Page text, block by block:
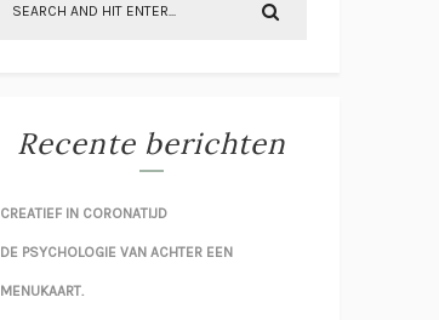
Recente berichten
CREATIEF IN CORONATIJD
DE PSYCHOLOGIE VAN ACHTER EEN
MENUKAART.